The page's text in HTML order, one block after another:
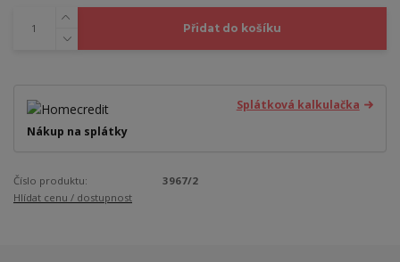
Přidat do košíku
Splátková kalkulačka
Nákup na splátky
Číslo produktu:
3967/2
Hlídat cenu / dostupnost